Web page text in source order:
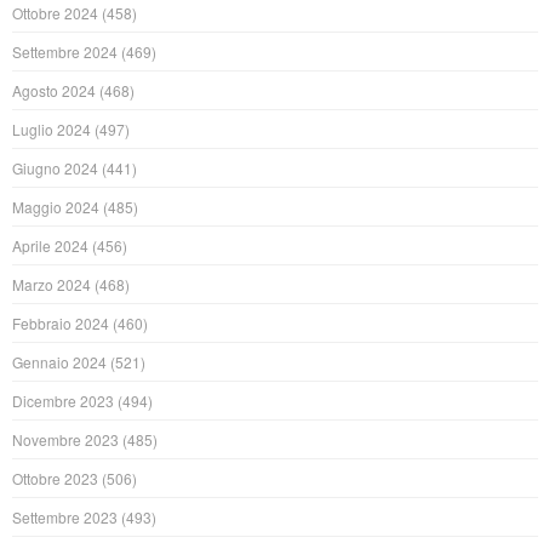
Ottobre 2024 (458)
Settembre 2024 (469)
Agosto 2024 (468)
Luglio 2024 (497)
Giugno 2024 (441)
Maggio 2024 (485)
Aprile 2024 (456)
Marzo 2024 (468)
Febbraio 2024 (460)
Gennaio 2024 (521)
Dicembre 2023 (494)
Novembre 2023 (485)
Ottobre 2023 (506)
Settembre 2023 (493)